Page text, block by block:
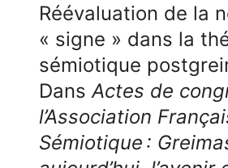
Réévaluation de la
« signe » dans la
sémiotique
Dans Actes de
l’Association
Sémiotique :